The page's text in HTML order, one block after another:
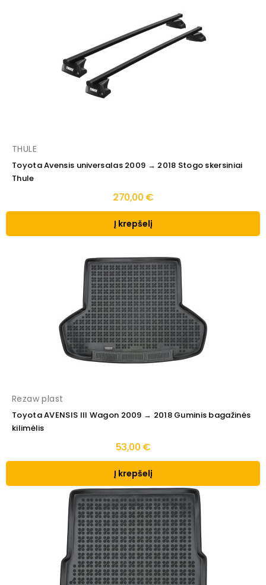
THULE
Toyota Avensis universalas 2009 → 2018 Stogo skersiniai
Thule
270,00 €
Į krepšelį
Rezaw plast
Toyota AVENSIS III Wagon 2009 → 2018 Guminis bagažinės
kilimėlis
53,00 €
Į krepšelį